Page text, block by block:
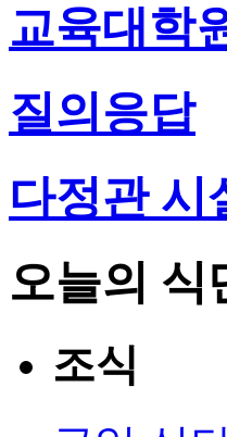
교육대학
질의응답
다정관 시
오늘의 식
조식